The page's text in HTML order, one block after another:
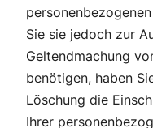
Sie sie jedoch zur
Geltendmachung
benötigen, haben
Löschung die
Ihrer